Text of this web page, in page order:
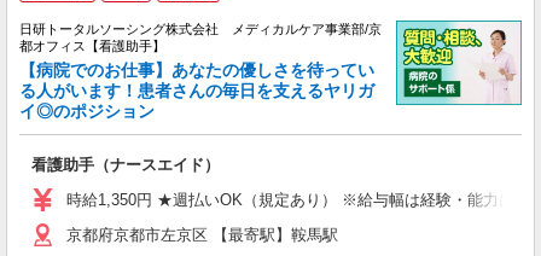
日研トータルソーシング株式会社 メディカルケア事業部/京
都オフィス【看護助手】
【病院でのお仕事】あなたの優しさを待ってい
る人がいます！患者さんの毎日を支えるヤリガ
イ◎のポジション
看護助手（ナースエイド）
時給1,350円 ★週払いOK（規定あり） ※給与幅は経験・能力によ
京都府京都市左京区 【最寄駅】鞍馬駅